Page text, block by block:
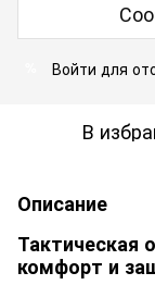
Войти для
В
Описание
Тактическая
комфорт и